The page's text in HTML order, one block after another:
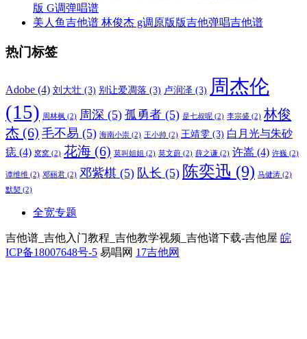
版 G调弹唱谱
美人鱼吉他谱 林俊杰 g调原版版吉他弹唱吉他谱
热门标签
Adobe (4) 刘大壮 (3) 别让爱凋落 (3) 卢润泽 (3) 周杰伦
(15) 周林枫 (2) 周深 (5) 孤勇者 (5) 是七叔呢 (2) 李宗盛 (2) 林俊
杰 (6) 毛不易 (5) 海南小崇 (2) 王小帅 (2) 王靖雯 (3) 白月光与朱砂
痣 (4) 窝窝 (2) 花海 (6) 莫叫姐姐 (2) 莫文蔚 (2) 薛之谦 (2) 许嵩 (4) 许巍 (2)
谭维维 (2) 邓丽君 (2) 邓紫棋 (5) 队长 (5) 陈奕迅 (9) 马健涛 (2)
默契 (2)
全宽专题
吉他谱_吉他入门教程_吉他教学视频_吉他谱下载-吉他屋 皖
ICP备18007648号-5 易唱网 17吉他网